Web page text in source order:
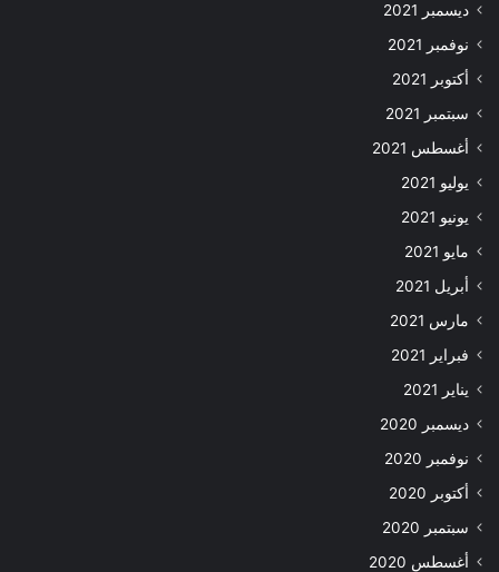
ديسمبر 2021
نوفمبر 2021
أكتوبر 2021
سبتمبر 2021
أغسطس 2021
يوليو 2021
يونيو 2021
مايو 2021
أبريل 2021
مارس 2021
فبراير 2021
يناير 2021
ديسمبر 2020
نوفمبر 2020
أكتوبر 2020
سبتمبر 2020
أغسطس 2020